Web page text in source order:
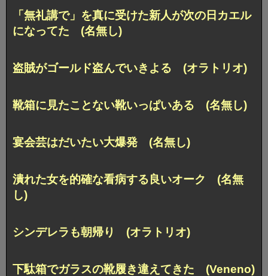
「無礼講で」を真に受けた新人が次の日カエル
になってた (名無し)
盗賊がゴールド盗んでいきよる (オラトリオ)
靴箱に見たことない靴いっぱいある (名無し)
宴会芸はだいたい大爆発 (名無し)
潰れた女を的確な看病する良いオーク (名無
し)
シンデレラも朝帰り (オラトリオ)
下駄箱でガラスの靴履き違えてきた (Veneno)